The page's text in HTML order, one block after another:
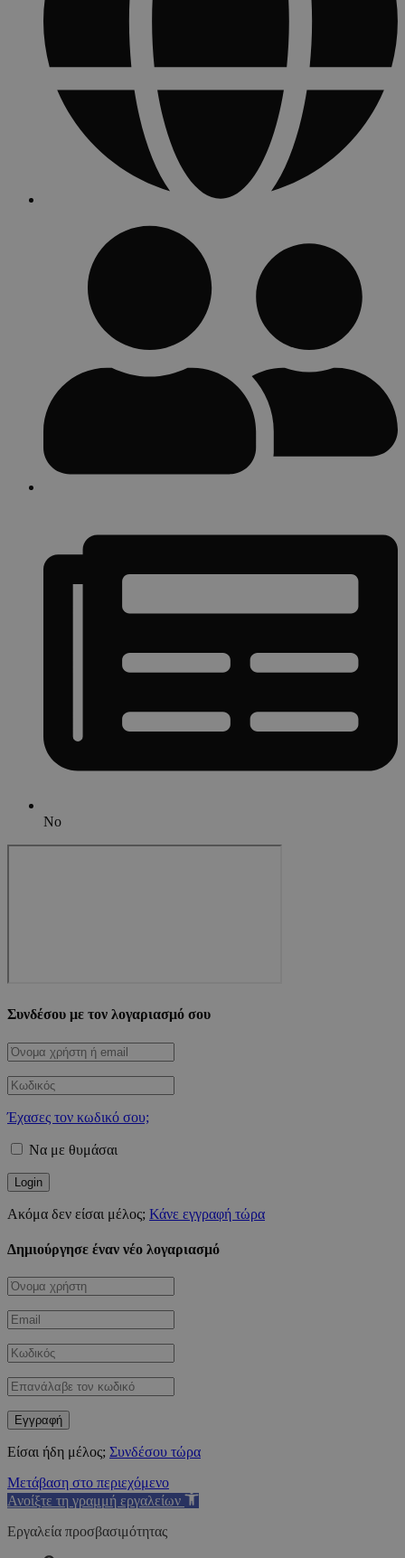
No
Συνδέσου με τον λογαριασμό σου
Έχασες τον κωδικό σου;
Να με θυμάσαι
Ακόμα δεν είσαι μέλος; Κάνε εγγραφή τώρα
Δημιούργησε έναν νέο λογαριασμό
Είσαι ήδη μέλος; Συνδέσου τώρα
Μετάβαση στο περιεχόμενο
Ανοίξτε τη γραμμή εργαλείων
Εργαλεία προσβασιμότητας